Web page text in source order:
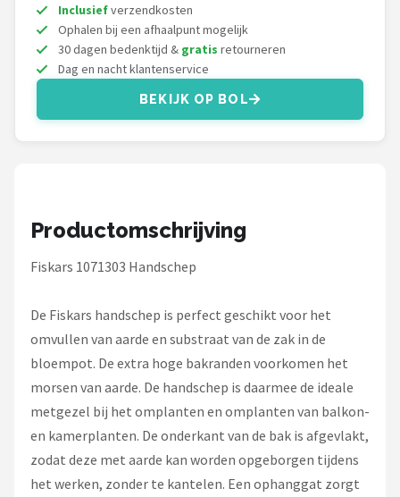
Inclusiefverzendkosten
Ophalen bij een afhaalpunt mogelijk
30 dagen bedenktijd & gratis retourneren
Dag en nacht klantenservice
BEKIJK OP BOL
Productomschrijving
Fiskars 1071303 Handschep
De Fiskars handschep is perfect geschikt voor het
omvullen van aarde en substraat van de zak in de
bloempot. De extra hoge bakranden voorkomen het
morsen van aarde. De handschep is daarmee de ideale
metgezel bij het omplanten en omplanten van balkon-
en kamerplanten. De onderkant van de bak is afgevlakt,
zodat deze met aarde kan worden opgeborgen tijdens
het werken, zonder te kantelen. Een ophanggat zorgt